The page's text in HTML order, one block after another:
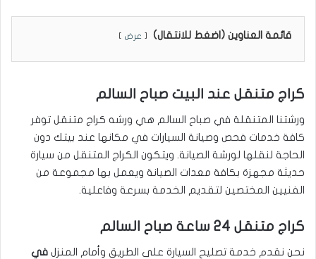
قائمة العناوين (اضغط للانتقال) عرض
كراج متنقل عند البيت صباح السالم
ورشتنا المتنقلة في صباح السالم هي ورشه كراج متنقل توفر
كافة خدمات فحص وصيانة السيارات في مكانها عند بيتك دون
الحاجة لنقلها لورشة الصيانة. ويتكون الكراج المتنقل من سيارة
حديثة مجهزة بكافة معدات الصيانة ويعمل بها مجموعة من
الفنيين المختصين لتقديم الخدمة بسرعة وفاعلية.
كراج متنقل 24 ساعة صباح السالم
نحن نقدم خدمة تصليح السيارة على الطريق وأمام المنزل في